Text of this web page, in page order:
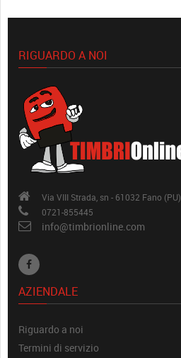
RIGUARDO A NOI
Via VIII Strada, sn - 61032 Fano (PU)
0721-855445
info@timbrionline.com
AZIENDALE
Riguardo a noi
Termini di servizio